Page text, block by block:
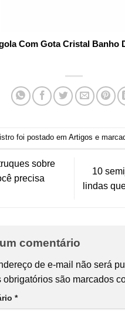
Com Gota Cristal Banho
foi postado em Artigos e
sobre
precisa
10
lindas
comentário
de e-mail não será
obrigatórios são marcados
*